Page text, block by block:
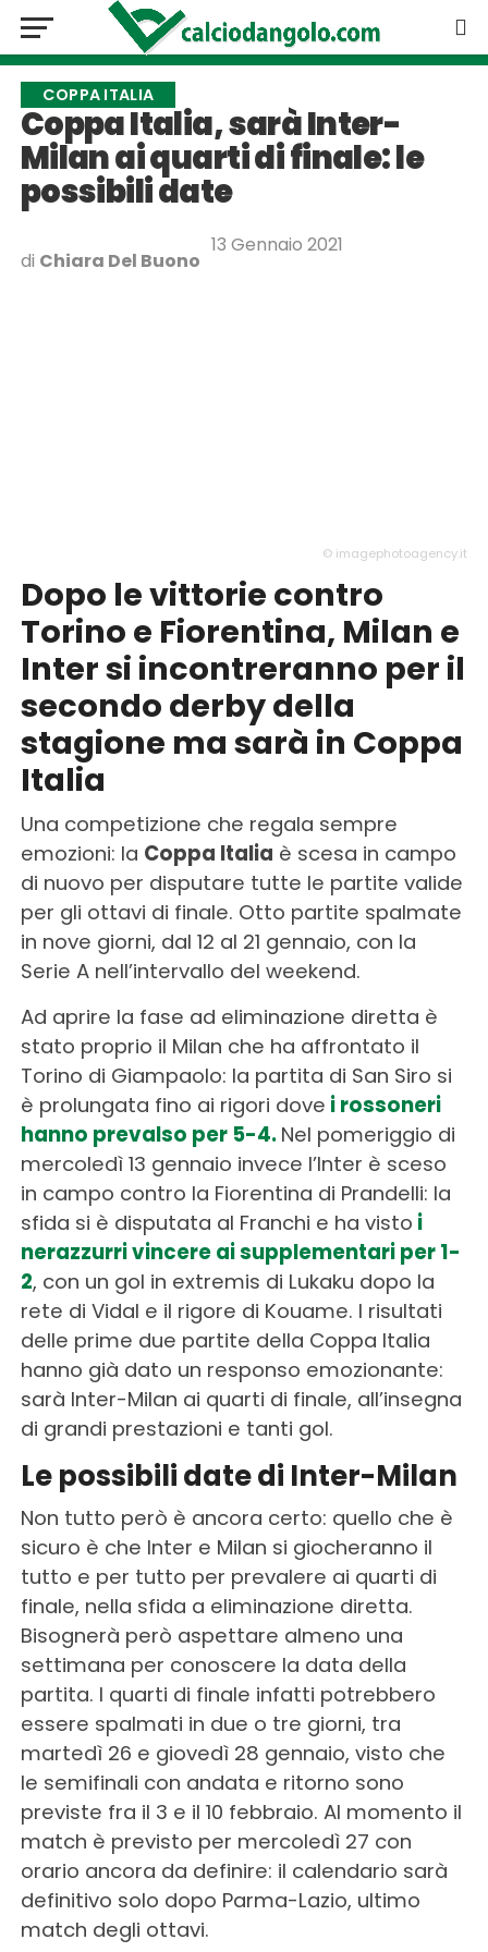
COPPA ITALIA
Coppa Italia, sarà Inter-
Milan ai quarti di finale: le
possibili date
di Chiara Del Buono
13 Gennaio 2021
© imagephotoagency.it
Dopo le vittorie contro
Torino e Fiorentina, Milan e
Inter si incontreranno per il
secondo derby della
stagione ma sarà in Coppa
Italia
Una competizione che regala sempre
emozioni: la Coppa Italia è scesa in campo
di nuovo per disputare tutte le partite valide
per gli ottavi di finale. Otto partite spalmate
in nove giorni, dal 12 al 21 gennaio, con la
Serie A nell’intervallo del weekend.
Ad aprire la fase ad eliminazione diretta è
stato proprio il Milan che ha affrontato il
Torino di Giampaolo: la partita di San Siro si
è prolungata fino ai rigori dove i rossoneri
hanno prevalso per 5-4. Nel pomeriggio di
mercoledì 13 gennaio invece l’Inter è sceso
in campo contro la Fiorentina di Prandelli: la
sfida si è disputata al Franchi e ha visto i
nerazzurri vincere ai supplementari per 1-
2, con un gol in extremis di Lukaku dopo la
rete di Vidal e il rigore di Kouame. I risultati
delle prime due partite della Coppa Italia
hanno già dato un responso emozionante:
sarà Inter-Milan ai quarti di finale, all’insegna
di grandi prestazioni e tanti gol.
Le possibili date di Inter-Milan
Non tutto però è ancora certo: quello che è
sicuro è che Inter e Milan si giocheranno il
tutto e per tutto per prevalere ai quarti di
finale, nella sfida a eliminazione diretta.
Bisognerà però aspettare almeno una
settimana per conoscere la data della
partita. I quarti di finale infatti potrebbero
essere spalmati in due o tre giorni, tra
martedì 26 e giovedì 28 gennaio, visto che
le semifinali con andata e ritorno sono
previste fra il 3 e il 10 febbraio. Al momento il
match è previsto per mercoledì 27 con
orario ancora da definire: il calendario sarà
definitivo solo dopo Parma-Lazio, ultimo
match degli ottavi.